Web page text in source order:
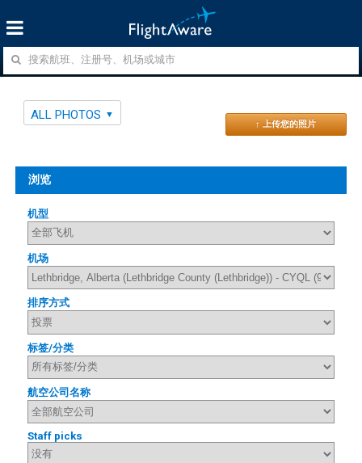
ALL PHOTOS
↑ 上传您的照片
浏览
机型
机场
排序方式
标签/分类
航空公司名称
Staff picks